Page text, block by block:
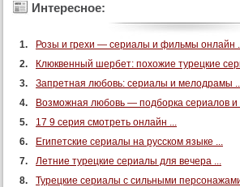
Интересное:
Розы и грехи — сериалы и фильмы онлайн
Клюквенный шербет: похожие турецкие
Запретная любовь: сериалы и мелодрамы
Возможная любовь — подборка сериалов
17 9 серия смотреть онлайн ...
Египетские сериалы на русском языке ...
Летние турецкие сериалы для вечера ...
Турецкие сериалы с сильными